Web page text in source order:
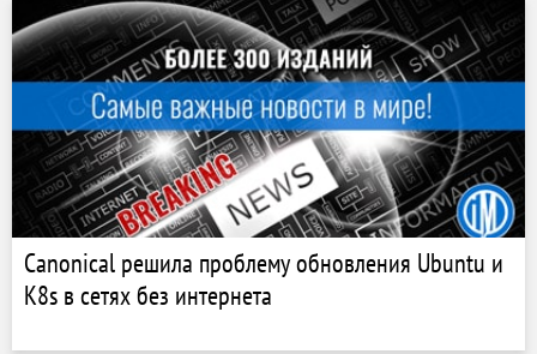
Canonical решила проблему обновления Ubuntu и
K8s в сетях без интернета